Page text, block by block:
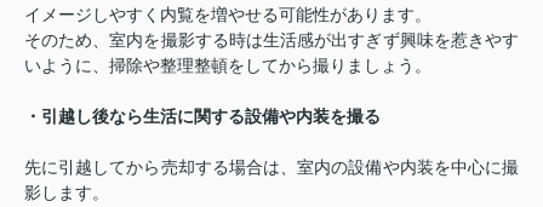
イメージしやすく内覧を増やせる可能性があります。
そのため、室内を撮影する時は生活感が出すぎず興味を惹きやす
いように、掃除や整理整頓をしてから撮りましょう。
・引越し後なら生活に関する設備や内装を撮る
先に引越してから売却する場合は、室内の設備や内装を中心に撮
影します。